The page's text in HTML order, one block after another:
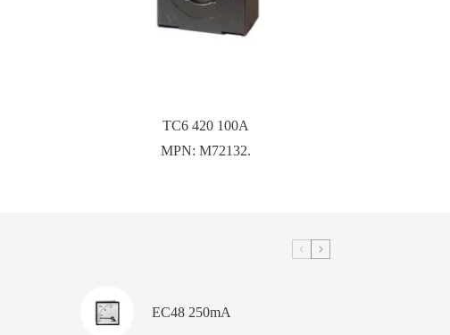
TC6 420 100A
MPN:M72132.
EC48 250mA